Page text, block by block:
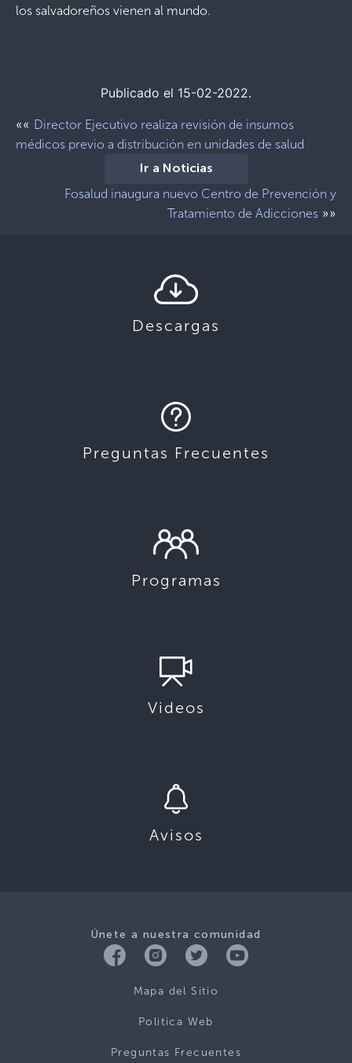
los salvadoreños vienen al mundo.
Publicado el 15-02-2022.
«« Director Ejecutivo realiza revisión de insumos
médicos previo a distribución en unidades de salud
Ir a Noticias
Fosalud inaugura nuevo Centro de Prevención y
Tratamiento de Adicciones »»
Descargas
Preguntas Frecuentes
Programas
Videos
Avisos
Únete a nuestra comunidad
Mapa del Sitio
Politica Web
Preguntas Frecuentes